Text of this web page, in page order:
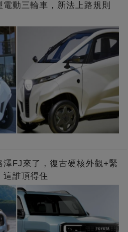
動三輪車，新法上路規則
澤FJ來了，復古硬核外觀+緊
這誰頂得住